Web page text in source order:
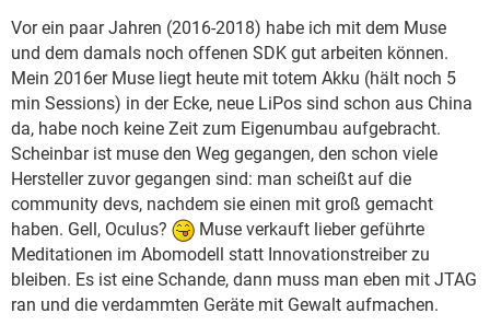
Vor ein paar Jahren (2016-2018) habe ich mit dem Muse
und dem damals noch offenen SDK gut arbeiten können.
Mein 2016er Muse liegt heute mit totem Akku (hält noch 5
min Sessions) in der Ecke, neue LiPos sind schon aus China
da, habe noch keine Zeit zum Eigenumbau aufgebracht.
Scheinbar ist muse den Weg gegangen, den schon viele
Hersteller zuvor gegangen sind: man scheißt auf die
community devs, nachdem sie einen mit groß gemacht
haben. Gell, Oculus?
Muse verkauft lieber geführte
Meditationen im Abomodell statt Innovationstreiber zu
bleiben. Es ist eine Schande, dann muss man eben mit JTAG
ran und die verdammten Geräte mit Gewalt aufmachen.